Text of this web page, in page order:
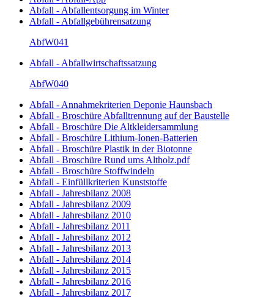
Abfall - Abfallentsorgung im Winter
Abfall - Abfallgebührensatzung
AbfW041
Abfall - Abfallwirtschaftssatzung
AbfW040
Abfall - Annahmekriterien Deponie Haunsbach
Abfall - Broschüre Abfalltrennung auf der Baustelle
Abfall - Broschüre Die Altkleidersammlung
Abfall - Broschüre Lithium-Ionen-Batterien
Abfall - Broschüre Plastik in der Biotonne
Abfall - Broschüre Rund ums Altholz.pdf
Abfall - Broschüre Stoffwindeln
Abfall - Einfüllkriterien Kunststoffe
Abfall - Jahresbilanz 2008
Abfall - Jahresbilanz 2009
Abfall - Jahresbilanz 2010
Abfall - Jahresbilanz 2011
Abfall - Jahresbilanz 2012
Abfall - Jahresbilanz 2013
Abfall - Jahresbilanz 2014
Abfall - Jahresbilanz 2015
Abfall - Jahresbilanz 2016
Abfall - Jahresbilanz 2017